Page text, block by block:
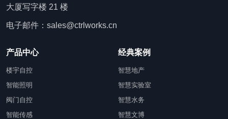
大厦写字楼 21 楼
电子邮件：sales@ctrlworks.cn
产品中心
楼宇自控
智能照明
阀门自控
智能传感
经典案例
智慧地产
智慧实验室
智慧水务
智慧文博